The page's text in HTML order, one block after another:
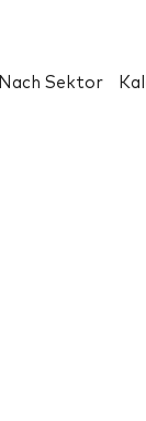
Nach Sektor